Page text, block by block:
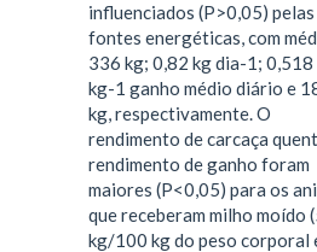
influenciados (P>0,05) pelas
fontes energéticas, com
336 kg; 0,82 kg dia-1; 0,518
kg-1 ganho médio diário e
kg, respectivamente. O
rendimento de carcaça
rendimento de ganho foram
maiores (P<0,05) para os
que receberam milho moído
kg/100 kg do peso corporal